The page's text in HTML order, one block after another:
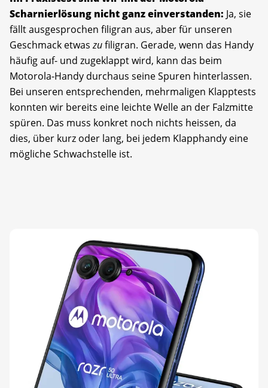
Scharnierlösung nicht ganz einverstanden: Ja, sie
fällt ausgesprochen filigran aus, aber für unseren
Geschmack etwaszufiligran. Gerade, wenn das Handy
häufig auf- und zugeklappt wird, kann das beim
Motorola-Handy durchaus seine Spuren hinterlassen.
Bei unseren entsprechenden, mehrmaligen Klapptests
konnten wir bereits eine leichte Welle an der Falzmitte
spüren. Das muss konkret noch nichts heissen, da
dies, über kurz oder lang, bei jedem Klapphandy eine
mögliche Schwachstelle ist.